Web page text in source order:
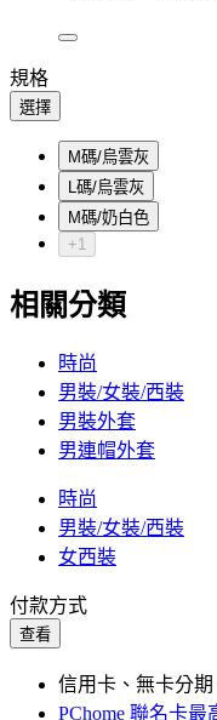
規格
選擇
M碼/烏雲灰
L碼/烏雲灰
M碼/奶白色
+1
相關分類
時尚
男裝/女裝/西裝
男裝外套
男連帽外套
時尚
男裝/女裝/西裝
女西裝
付款方式
查看
信用卡、無卡分
PChome 聯名卡最